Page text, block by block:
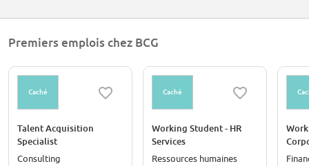
Premiers emplois chez BCG
Caché
Talent Acquisition
Specialist
Consulting
Caché
Working Student - HR
Services
Ressources humaines
M&A